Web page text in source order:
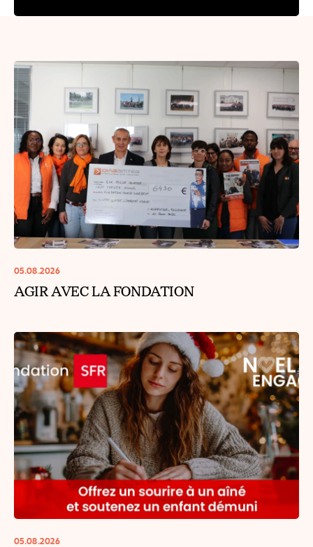
05.08.2026
AGIR AVEC LA FONDATION
05.08.2026